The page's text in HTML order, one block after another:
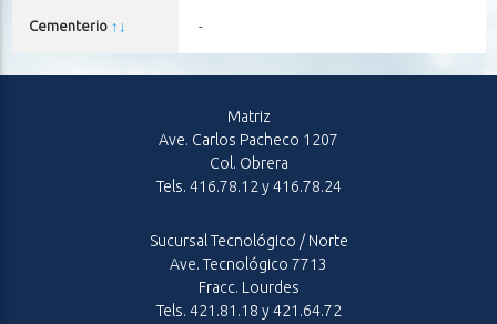
Cementerio ↑ ↓ -
Matriz
Ave. Carlos Pacheco 1207
Col. Obrera
Tels. 416.78.12 y 416.78.24
Sucursal Tecnológico / Norte
Ave. Tecnológico 7713
Fracc. Lourdes
Tels. 421.81.18 y 421.64.72